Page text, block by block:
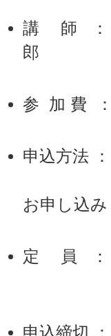
講 師 ：
郎
参 加 費
申込方法
お申し込
定 員 ：